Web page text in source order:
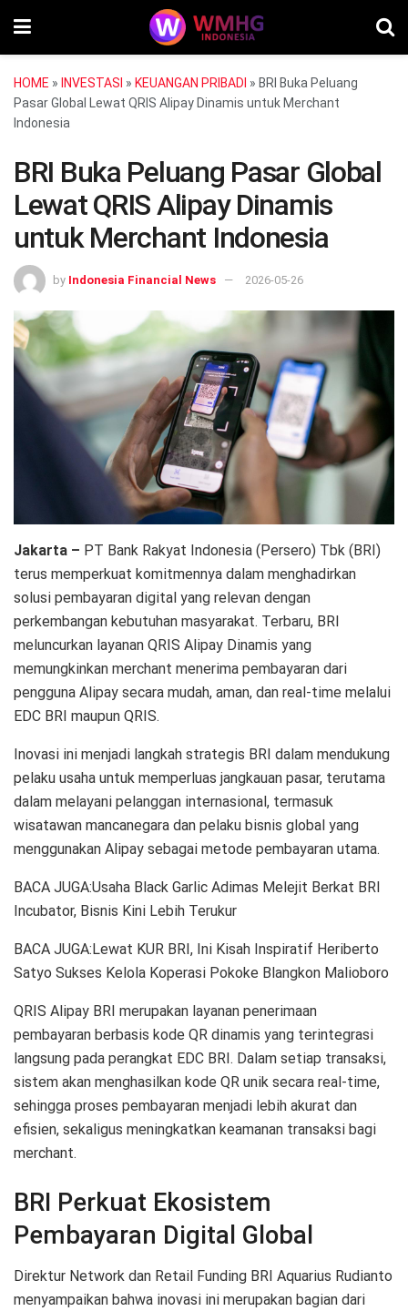
HOME » INVESTASI » KEUANGAN PRIBADI » BRI Buka Peluang
Pasar Global Lewat QRIS Alipay Dinamis untuk Merchant
Indonesia
BRI Buka Peluang Pasar Global
Lewat QRIS Alipay Dinamis
untuk Merchant Indonesia
by Indonesia Financial News 2026-05-26
Jakarta – PT Bank Rakyat Indonesia (Persero) Tbk (BRI)
terus memperkuat komitmennya dalam menghadirkan
solusi pembayaran digital yang relevan dengan
perkembangan kebutuhan masyarakat. Terbaru, BRI
meluncurkan layanan QRIS Alipay Dinamis yang
memungkinkan merchant menerima pembayaran dari
pengguna Alipay secara mudah, aman, dan real-time melalui
EDC BRI maupun QRIS.
Inovasi ini menjadi langkah strategis BRI dalam mendukung
pelaku usaha untuk memperluas jangkauan pasar, terutama
dalam melayani pelanggan internasional, termasuk
wisatawan mancanegara dan pelaku bisnis global yang
menggunakan Alipay sebagai metode pembayaran utama.
BACA JUGA:Usaha Black Garlic Adimas Melejit Berkat BRI
Incubator, Bisnis Kini Lebih Terukur
BACA JUGA:Lewat KUR BRI, Ini Kisah Inspiratif Heriberto
Satyo Sukses Kelola Koperasi Pokoke Blangkon Malioboro
QRIS Alipay BRI merupakan layanan penerimaan
pembayaran berbasis kode QR dinamis yang terintegrasi
langsung pada perangkat EDC BRI. Dalam setiap transaksi,
sistem akan menghasilkan kode QR unik secara real-time,
sehingga proses pembayaran menjadi lebih akurat dan
efisien, sekaligus meningkatkan keamanan transaksi bagi
merchant.
BRI Perkuat Ekosistem
Pembayaran Digital Global
Direktur Network dan Retail Funding BRI Aquarius Rudianto
menyampaikan bahwa inovasi ini merupakan bagian dari